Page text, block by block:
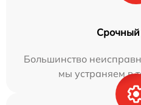
Срочный
Большинство
мы устраняем в